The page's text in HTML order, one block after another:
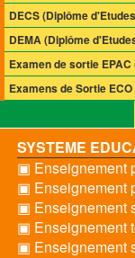
DECS (Diplôme
DEMA (Diplôme
Examen de sortie EPAC
Examens de Sortie ECO
SYSTEME
▣ Enseignement
▣ Enseignement
▣ Enseignement
▣ Enseignement
▣ Enseignement